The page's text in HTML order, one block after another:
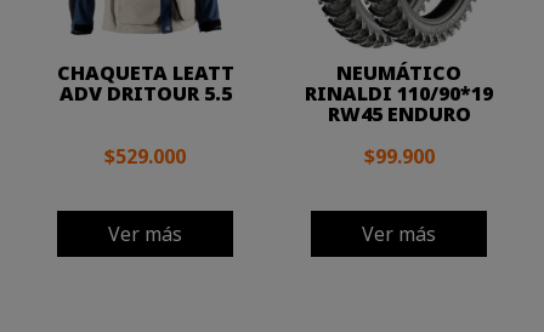
CHAQUETA LEATT
ADV DRITOUR 5.5
$529.000
Ver más
NEUMÁTICO
RINALDI 110/90*19
RW45 ENDURO
$99.900
Ver más